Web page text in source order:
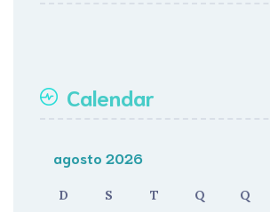
Calendar
agosto 2026
D S T Q Q